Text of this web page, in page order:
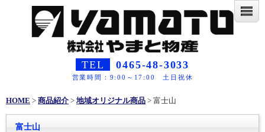
TEL 0465-48-3033
営業時間：9:00～17:00 土日祝休
HOME > 商品紹介 > 地域オリジナル商品 > 富士山
富士山